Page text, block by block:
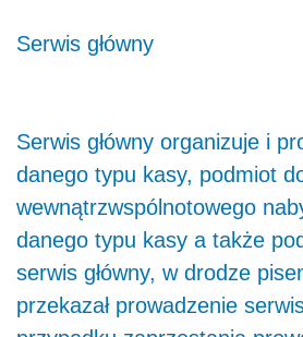
Serwis główny
Serwis główny organizuje i
danego typu kasy, podmiot
wewnątrzwspólnotowego
danego typu kasy a także
serwis główny, w drodze
przekazał prowadzenie